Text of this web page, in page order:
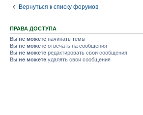
Вернуться к списку форумов
ПРАВА ДОСТУПА
Вы не можете начинать темы
Вы не можете отвечать на сообщения
Вы не можете редактировать свои сообщения
Вы не можете удалять свои сообщения